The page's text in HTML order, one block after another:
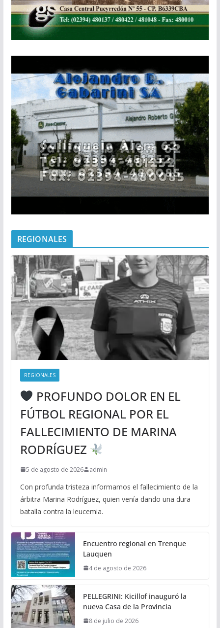
REGIONALES
REGIONALES
PROFUNDO DOLOR EN EL
FÚTBOL REGIONAL POR EL
FALLECIMIENTO DE MARINA
RODRÍGUEZ
5 de agosto de 2026 admin
Con profunda tristeza informamos el fallecimiento de la
árbitra Marina Rodríguez, quien venía dando una dura
batalla contra la leucemia.
Encuentro regional en Trenque
Lauquen
4 de agosto de 2026
PELLEGRINI: Kicillof inauguró la
nueva Casa de la Provincia
8 de julio de 2026